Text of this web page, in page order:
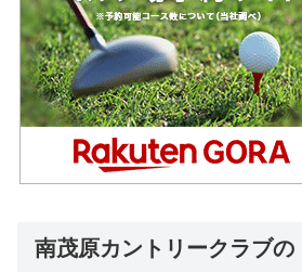
南茂原カントリークラブの